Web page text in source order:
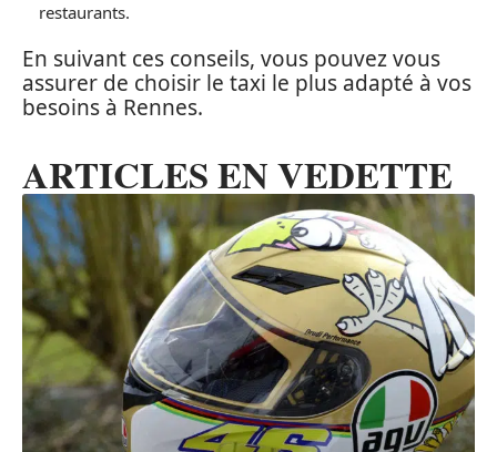
restaurants.
En suivant ces conseils, vous pouvez vous
assurer de choisir le taxi le plus adapté à vos
besoins à Rennes.
ARTICLES EN VEDETTE